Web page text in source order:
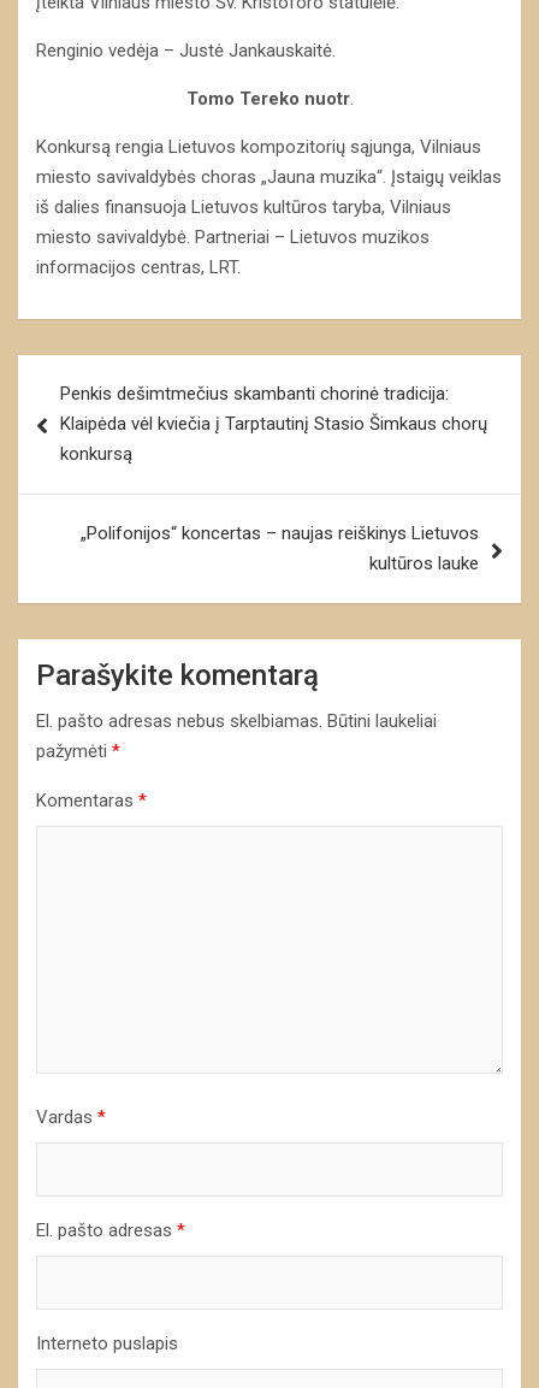
Renginio vedėja – Justė Jankauskaitė.
Tomo Tereko nuotr.
Konkursą rengia Lietuvos kompozitorių sąjunga, Vilniaus
miesto savivaldybės choras „Jauna muzika“. Įstaigų veiklas
iš dalies finansuoja Lietuvos kultūros taryba, Vilniaus
miesto savivaldybė. Partneriai – Lietuvos muzikos
informacijos centras, LRT.
tarp
įrašų
Penkis dešimtmečius skambanti chorinė tradicija:
Klaipėda vėl kviečia į Tarptautinį Stasio Šimkaus chorų
konkursą
„Polifonijos“ koncertas – naujas reiškinys Lietuvos
kultūros lauke
Parašykite komentarą
El. pašto adresas nebus skelbiamas. Būtini laukeliai
pažymėti *
Komentaras *
Vardas *
El. pašto adresas *
Interneto puslapis